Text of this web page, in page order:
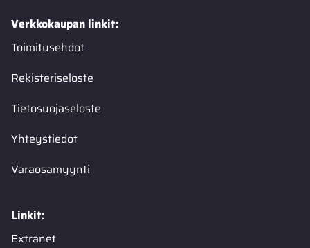
Verkkokaupan linkit:
Toimitusehdot
Rekisteriseloste
Tietosuojaseloste
Yhteystiedot
Varaosamyynti
Linkit:
Extranet